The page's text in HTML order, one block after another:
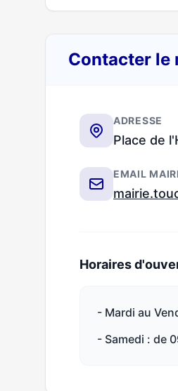
Contacter le
ADRESSE
Place de
EMAIL
Horaires
- Mardi au
- Samedi : de